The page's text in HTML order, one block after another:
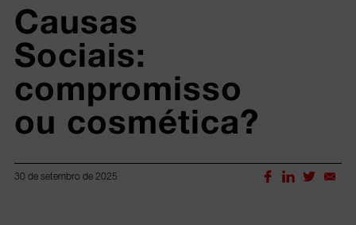
Causas
Sociais:
compromisso
ou cosmética?
30 de setembro de 2025